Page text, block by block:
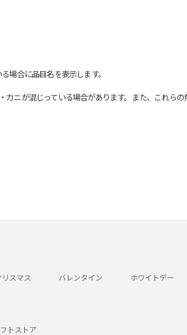
場合に品目名を表示します。
が混じっている場合があります。また、これらの
リスマス バレンタイン ホワイトデー
トストア